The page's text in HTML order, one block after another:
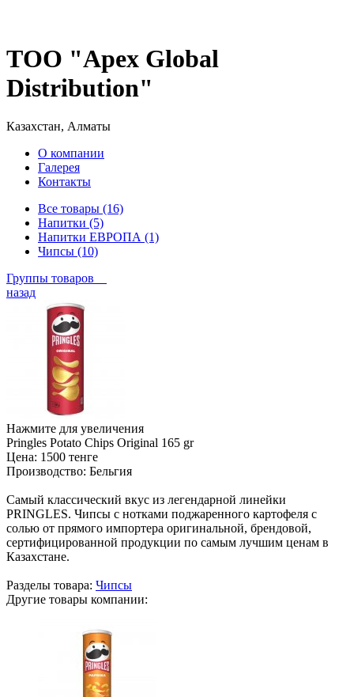
ТОО "Apex Global
Distribution"
Казахстан, Алматы
О компании
Галерея
Контакты
Все товары (16)
Напитки (5)
Напитки ЕВРОПА (1)
Чипсы (10)
Группы товаров
назад
Нажмите для увеличения
Pringles Potato Chips Original 165 gr
Цена: 1500 тенге
Производство: Бельгия
Самый классический вкус из легендарной линейки
PRINGLES. Чипсы с нотками поджаренного картофеля с
солью от прямого импортера оригинальной, брендовой,
сертифицированной продукции по самым лучшим ценам в
Казахстане.
Разделы товара: Чипсы
Другие товары компании: